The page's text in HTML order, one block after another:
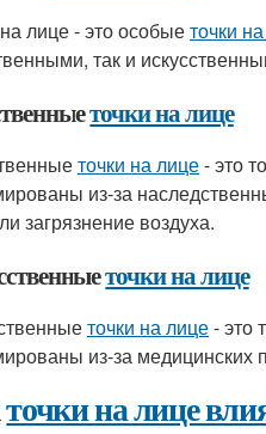
лице - это особыеточки
так и
точки на лице
точки на лице- это
из-за
загрязнение воздуха.
точки на лице
точки на лице- это
из-за медицинских
точки на лице